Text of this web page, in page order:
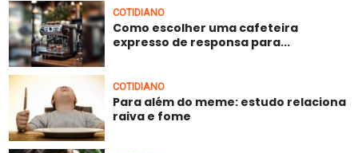
COTIDIANO
Como escolher uma cafeteira
expresso de responsa para...
COTIDIANO
Para além do meme: estudo relaciona
raiva e fome